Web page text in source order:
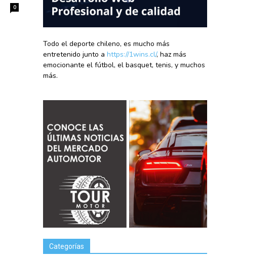
0
Todo el deporte chileno, es mucho más
entretenido junto a https://1wins.cl/, haz más
emocionante el fútbol, el basquet, tenis, y muchos
más.
Categorías